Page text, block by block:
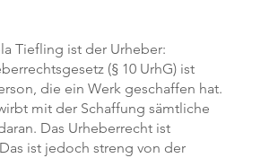
Tiefling ist der Urheber:
(§ 10 UrhG) ist
die ein Werk geschaffen hat.
mit der Schaffung sämtliche
Das Urheberrecht ist
ist jedoch streng von der